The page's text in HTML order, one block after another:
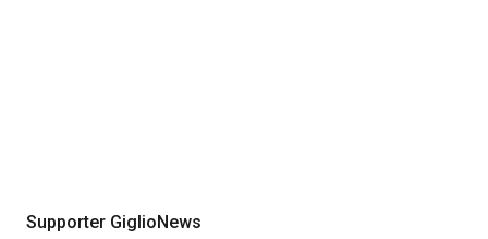
Supporter GiglioNews